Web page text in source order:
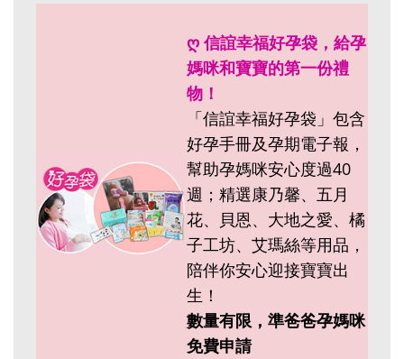
ღ 信誼幸福好孕袋，給孕
媽咪和寶寶的第一份禮
物！
「信誼幸福好孕袋」包含
好孕手冊及孕期電子報，
幫助孕媽咪安心度過40
週；精選康乃馨、五月
花、貝恩、大地之愛、橘
子工坊、艾瑪絲等用品，
陪伴你安心迎接寶寶出
生！
數量有限，準爸爸孕媽咪
免費申請